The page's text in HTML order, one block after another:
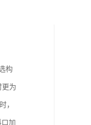
构
更为
，
加